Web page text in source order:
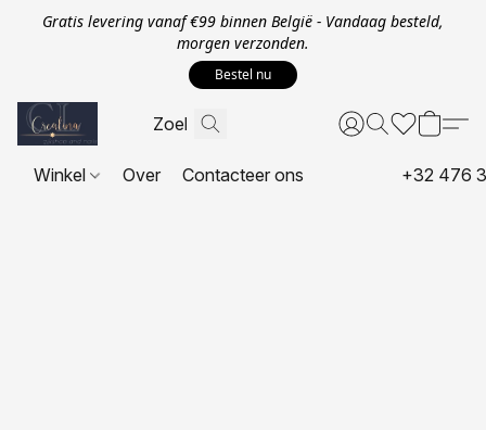
Gratis levering vanaf €99 binnen België - Vandaag besteld,
morgen verzonden.
Bestel nu
Winkel Over Contacteer ons +32 476